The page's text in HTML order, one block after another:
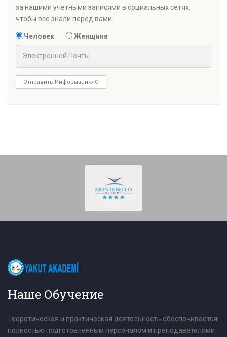
за нашими учетными записями в социальных сетях,
чтобы все знали перед вами.
Человек Женщина
Отправить Информацию О
Наше Обучение
Теоретическая и практическая деятельность обеспечивается
полностью подготовленным персоналом и преподавателями